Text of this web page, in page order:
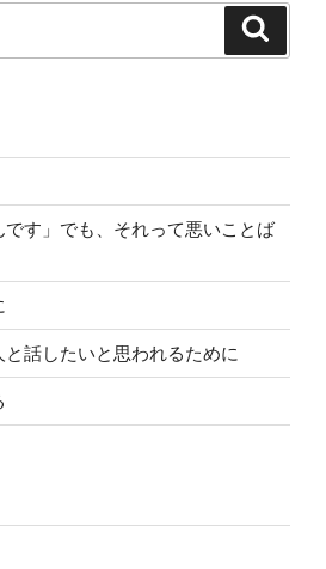
です」でも、それって悪いことば
話したいと思われるために